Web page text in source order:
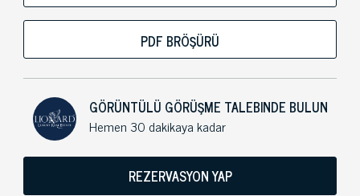
PDF BRÖŞÜRÜ
GÖRÜNTÜLÜ GÖRÜŞME TALEBINDE BULUN
Hemen 30 dakikaya kadar
REZERVASYON YAP